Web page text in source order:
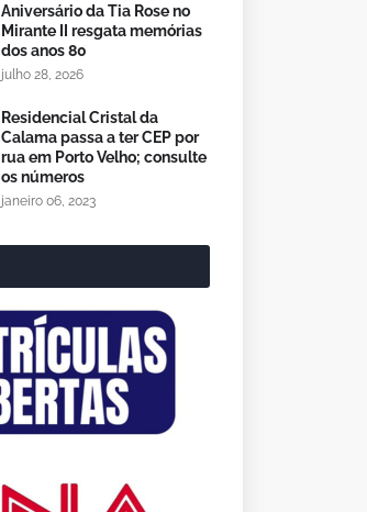
Aniversário da Tia Rose no
Mirante II resgata memórias
dos anos 80
julho 28, 2026
Residencial Cristal da
Calama passa a ter CEP por
rua em Porto Velho; consulte
os números
janeiro 06, 2023